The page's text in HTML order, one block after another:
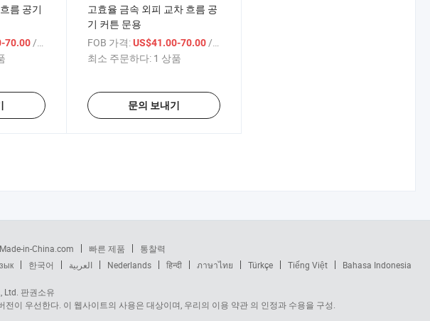
름 공기
70.00 / 상품
고효율 금속 외피 교차 흐름 공
기 커튼 문용
FOB 가격: US$41.00-70.00/ 상품
최소 주문하다: 1 상품
문의 보내기
in-China.com 빠른 제품
통찰력
한국어 العربية Nederlands हिन्दी ภาษาไทย Türkçe Tiếng Việt Bahasa Indonesia
Ltd. 판권소유
이 우선한다. 이 웹사이트의 사용은 대상이며, 우리의 이용 약관 의 인정과 수용을 구성.